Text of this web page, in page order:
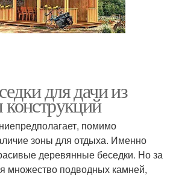
для дачи из
конструкций
помимо
зоны для отдыха. Именно
деревянные беседки. Но за
множество подводных камней,